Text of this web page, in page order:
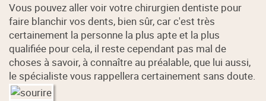
Vous pouvez aller voir votre chirurgien dentiste pour
faire blanchir vos dents, bien sûr, car c'est très
certainement la personne la plus apte et la plus
qualifiée pour cela, il reste cependant pas mal de
choses à savoir, à connaître au préalable, que lui aussi,
le spécialiste vous rappellera certainement sans doute.